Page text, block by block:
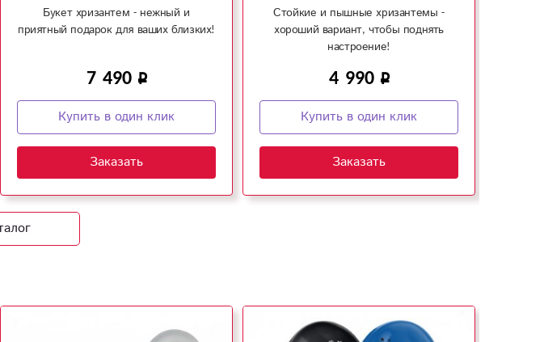
Букет хризантем - нежный и
приятный подарок для ваших близких!
7 490
Купить в один клик
Заказать
Стойкие и пышные хризантемы -
хороший вариант, чтобы поднять
настроение!
4 990
Купить в один клик
Заказать